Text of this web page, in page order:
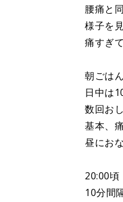
腰痛と
様子を
痛すぎ
朝ごは
日中は
数回お
基本、
昼にお
20:00頃
10分間